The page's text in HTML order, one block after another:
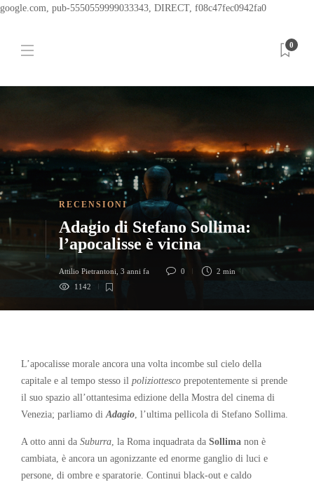
google.com, pub-5550559999033343, DIRECT, f08c47fec0942fa0
0
RECENSIONI
Adagio di Stefano Sollima:
l’apocalisse è vicina
Attilio Pietrantoni 3 anni fa 0
2 min
1142
L’apocalisse morale ancora una volta incombe sul cielo della
capitale e al tempo stesso il poliziottesco prepotentemente si prende
il suo spazio all’ottantesima edizione della Mostra del cinema di
Venezia; parliamo diAdagio, l’ultima pellicola di Stefano Sollima.
A otto anni da Suburra, la Roma inquadrata da Sollima non è
cambiata, è ancora un agonizzante ed enorme ganglio di luci e
persone, di ombre e sparatorie. Continui black-out e caldo